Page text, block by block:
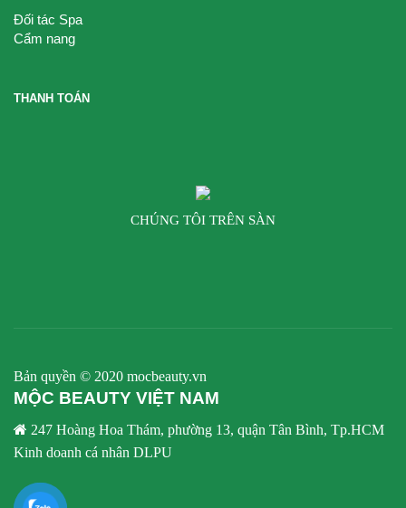
Đối tác Spa
Cẩm nang
THANH TOÁN
CHÚNG TÔI TRÊN SÀN
Bản quyền © 2020 mocbeauty.vn
MỘC BEAUTY VIỆT NAM
247 Hoàng Hoa Thám, phường 13, quận Tân Bình, Tp.HCM
Kinh doanh cá nhân DLPU